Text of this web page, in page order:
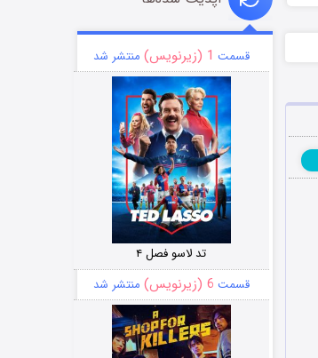
قسمت 1 (زیرنویس) منتشر شد
تد لاسو فصل ۴
قسمت 6 (زیرنویس) منتشر شد